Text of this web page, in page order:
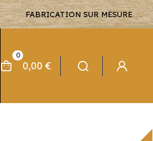
FABRICATION SUR MESURE
0
0,00 €